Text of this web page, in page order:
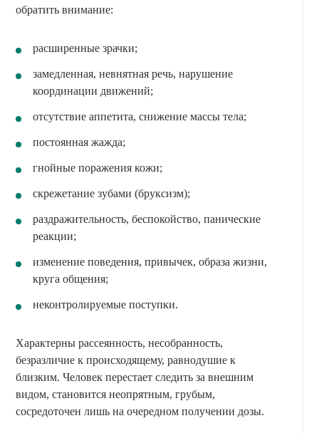
обратить внимание:
расширенные зрачки;
замедленная, невнятная речь, нарушение
координации движений;
отсутствие аппетита, снижение массы тела;
постоянная жажда;
гнойные поражения кожи;
скрежетание зубами (бруксизм);
раздражительность, беспокойство, панические
реакции;
изменение поведения, привычек, образа жизни,
круга общения;
неконтролируемые поступки.
Характерны рассеянность, несобранность,
безразличие к происходящему, равнодушие к
близким. Человек перестает следить за внешним
видом, становится неопрятным, грубым,
сосредоточен лишь на очередном получении дозы.